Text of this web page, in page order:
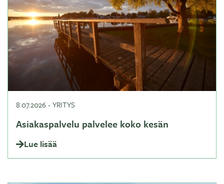
8.07.2026-YRITYS
Asiakaspalvelu palvelee koko kesän
Lue lisää